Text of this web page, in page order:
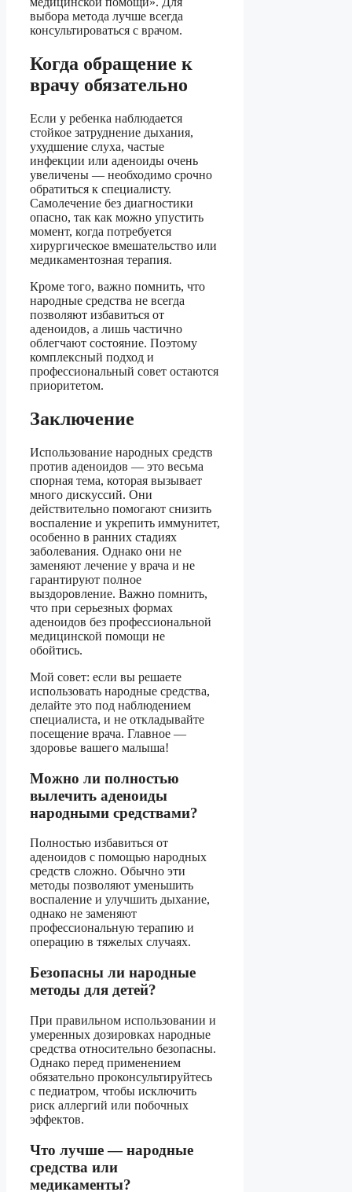
выбора метода лучше всегда
консультироваться с врачом.
Когда обращение к
врачу обязательно
Если у ребенка наблюдается
стойкое затруднение дыхания,
ухудшение слуха, частые
инфекции или аденоиды очень
увеличены — необходимо срочно
обратиться к специалисту.
Самолечение без диагностики
опасно, так как можно упустить
момент, когда потребуется
хирургическое вмешательство или
медикаментозная терапия.
Кроме того, важно помнить, что
народные средства не всегда
позволяют избавиться от
аденоидов, а лишь частично
облегчают состояние. Поэтому
комплексный подход и
профессиональный совет остаются
приоритетом.
Заключение
Использование народных средств
против аденоидов — это весьма
спорная тема, которая вызывает
много дискуссий. Они
действительно помогают снизить
воспаление и укрепить иммунитет,
особенно в ранних стадиях
заболевания. Однако они не
заменяют лечение у врача и не
гарантируют полное
выздоровление. Важно помнить,
что при серьезных формах
аденоидов без профессиональной
медицинской помощи не
обойтись.
Мой совет: если вы решаете
использовать народные средства,
делайте это под наблюдением
специалиста, и не откладывайте
посещение врача. Главное —
здоровье вашего малыша!
Можно ли полностью
вылечить аденоиды
народными средствами?
Полностью избавиться от
аденоидов с помощью народных
средств сложно. Обычно эти
методы позволяют уменьшить
воспаление и улучшить дыхание,
однако не заменяют
профессиональную терапию и
операцию в тяжелых случаях.
Безопасны ли народные
методы для детей?
При правильном использовании и
умеренных дозировках народные
средства относительно безопасны.
Однако перед применением
обязательно проконсультируйтесь
с педиатром, чтобы исключить
риск аллергий или побочных
эффектов.
Что лучше — народные
средства или
медикаменты?